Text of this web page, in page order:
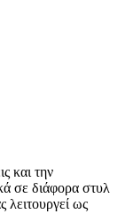
και την
σε διάφορα στυλ
λειτουργεί ως